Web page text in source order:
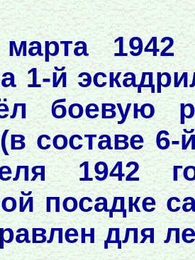
1942
1-й
боевую
составе
1942
посадке
для